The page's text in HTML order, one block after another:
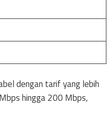
dengan tarif yang lebih
hingga 200 Mbps,